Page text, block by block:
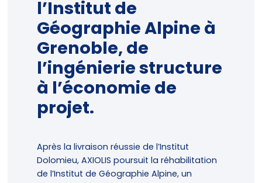
l’Institut de
Géographie Alpine à
Grenoble, de
l’ingénierie structure
à l’économie de
projet.
Après la livraison réussie de l’Institut
Dolomieu, AXIOLIS poursuit la réhabilitation
de l’Institut de Géographie Alpine, un